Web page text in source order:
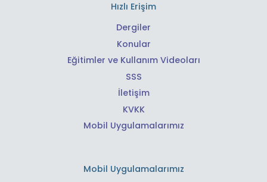
Hızlı Erişim
Dergiler
Konular
Eğitimler ve Kullanım Videoları
SSS
İletişim
KVKK
Mobil Uygulamalarımız
Mobil Uygulamalarımız